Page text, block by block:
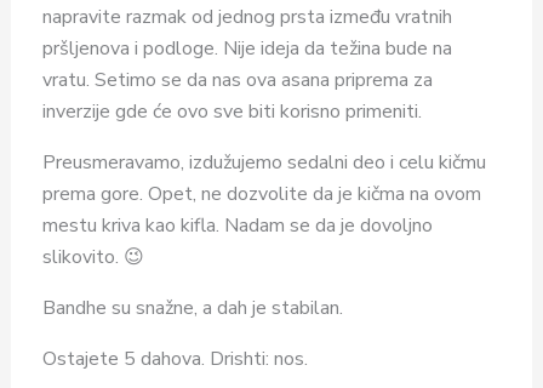
napravite razmak od jednog prsta između vratnih
pršljenova i podloge. Nije ideja da težina bude na
vratu. Setimo se da nas ova asana priprema za
inverzije gde će ovo sve biti korisno primeniti.
Preusmeravamo, izdužujemo sedalni deo i celu kičmu
prema gore. Opet, ne dozvolite da je kičma na ovom
mestu kriva kao kifla. Nadam se da je dovoljno
slikovito. 😉
Bandhe su snažne, a dah je stabilan.
Ostajete 5 dahova. Drishti: nos.